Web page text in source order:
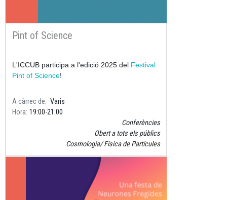
Pint of Science
L'ICCUB participa a l'edició 2025 del Festival
Pint of Science!
A càrrec de
Varis
Hora 19:00 21:00
Conferències
Obert a tots els públics
Cosmologia Física de Partícules